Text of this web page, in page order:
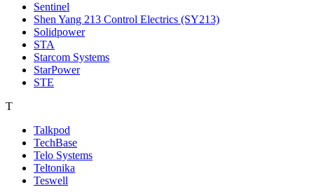
Sentinel
Shen Yang 213 Control Electrics (SY213)
Solidpower
STA
Starcom Systems
StarPower
STE
T
Talkpod
TechBase
Telo Systems
Teltonika
Teswell